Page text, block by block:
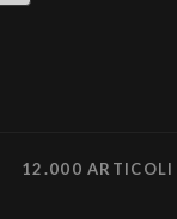
12.000 ARTICOLI